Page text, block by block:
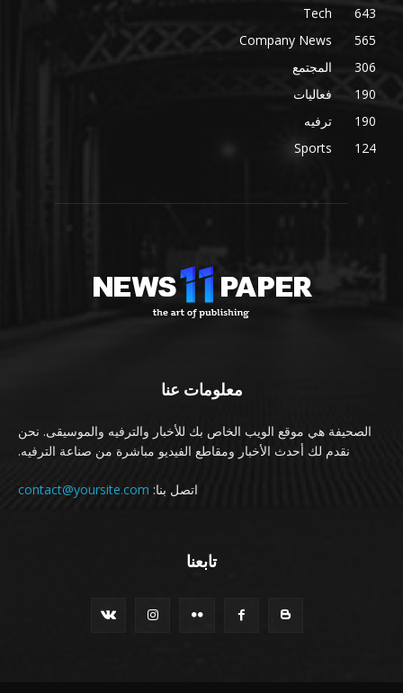
Tech
643
Company News
565
المجتمع
306
فعاليات
190
ترفيه
190
Sports
124
معلومات عنا
الصحيفة هي موقع الويب الخاص بك للأخبار والترفيه والموسيقى. نحن
نقدم لك أحدث الأخبار ومقاطع الفيديو مباشرة من صناعة الترفيه.
اتصل بنا: contact@yoursite.com
تابعنا